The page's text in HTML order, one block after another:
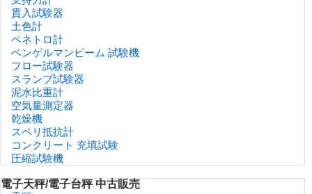
貫入試験器
土色計
ペネトロ計
ベンゲルマンビーム 試験機
フロー試験器
スランプ試験器
泥水比重計
空気量測定器
乾燥機
スベリ抵抗計
コンクリート 充填試験
圧縮試験機
電子天秤/電子台秤 中古販売